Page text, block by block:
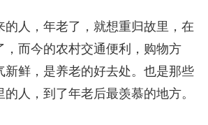
的人，年老了，就想重归故里，在
，而今的农村交通便利，购物方
新鲜，是养老的好去处。也是那些
人，到了年老后最羡慕的地方。